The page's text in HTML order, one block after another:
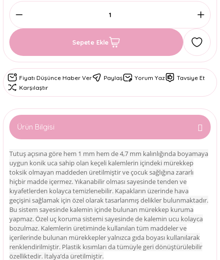
Sepete Ekle
Fiyatı Düşünce Haber Ver Paylaş Yorum Yaz
Tavsiye Et
Karşılaştır
Ürün Bilgisi
Tutuş açısına göre hem 1 mm hem de 4,7 mm kalınlığında boyamaya
uygun konik uca sahip olan keçeli kalemlerin içindeki mürekkep
toksik olmayan maddeden üretilmiştir ve çocuk sağlığına zararlı
hiçbir madde içermez. Yıkanabilir olması sayesinde tenden ve
kıyafetlerden kolayca temizlenebilir. Kapakların üzerinde hava
geçişini sağlamak için özel olarak tasarlanmış delikler bulunmaktadır.
Bu sistem sayesinde kalemin içinde bulunan mürekkep kuruma
yapmaz. Özel uç koruma sistemi sayesinde de kalemin ucu kolayca
bozulmaz. Kalemlerin üretiminde kullanılan tüm maddeler ve
içerilerinde bulunan mürekkepler yalnızca gıda boyası kullanılarak
renklendirilmiştir. Plastik kısımları da tümüyle geri dönüştürülebilir
özelliktedir. İtalya’da üretilmiştir.